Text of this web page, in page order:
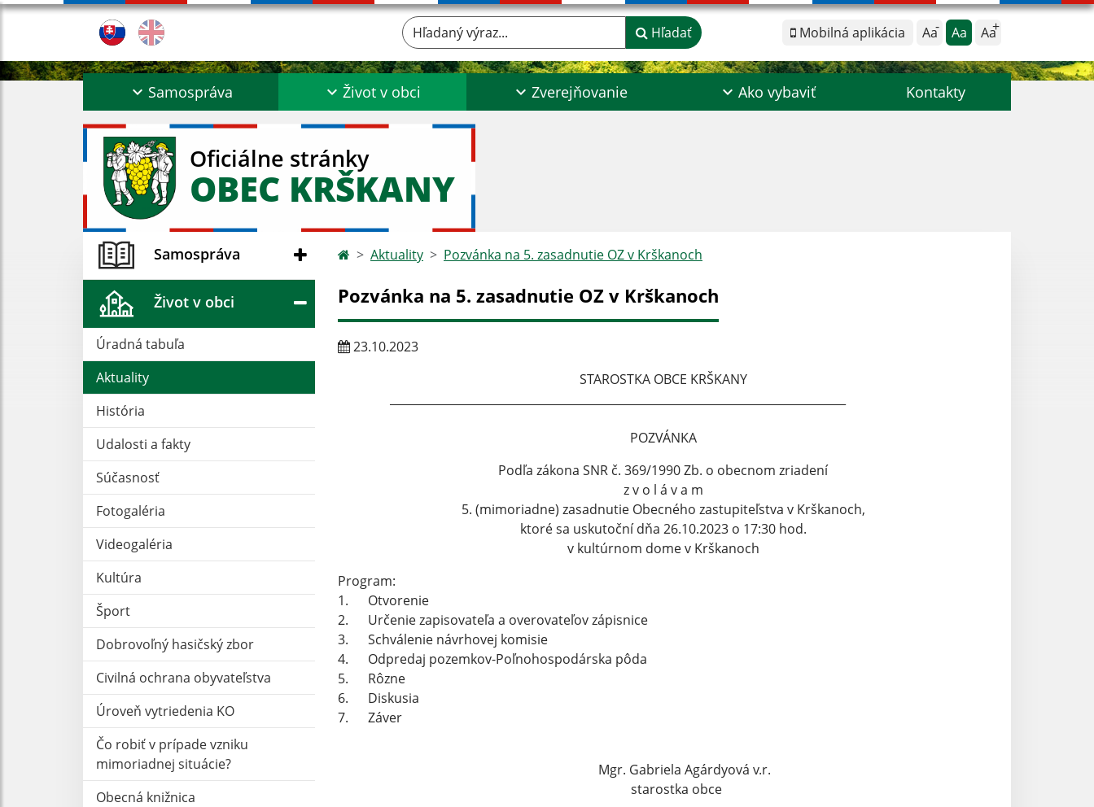
Mobilná aplikácia Aa Aa Aa
Hľadaný výraz... Hľadať
Samospráva Život v obci Zverejňovanie Ako vybaviť Kontakty
Oficiálne stránky
OBEC KRŠKANY
Samospráva
Život v obci
Úradná tabuľa
Aktuality
História
Udalosti a fakty
Súčasnosť
Fotogaléria
Videogaléria
Kultúra
Šport
Dobrovoľný hasičský zbor
Civilná ochrana obyvateľstva
Úroveň vytriedenia KO
Čo robiť v prípade vzniku
mimoriadnej situácie?
Obecná knižnica
Aktuality Pozvánka na 5. zasadnutie OZ v Krškanoch
Pozvánka na 5. zasadnutie OZ v Krškanoch
23.10.2023
STAROSTKA OBCE KRŠKANY
POZVÁNKA
Podľa zákona SNR č. 369/1990 Zb. o obecnom zriadení
z v o l á v a m
5. (mimoriadne) zasadnutie Obecného zastupiteľstva v Krškanoch,
ktoré sa uskutoční dňa 26.10.2023 o 17:30 hod.
v kultúrnom dome v Krškanoch
Program:
1. Otvorenie
2. Určenie zapisovateľa a overovateľov zápisnice
3. Schválenie návrhovej komisie
4. Odpredaj pozemkov-Poľnohospodárska pôda
5. Rôzne
6. Diskusia
7. Záver
Mgr. Gabriela Agárdyová v.r.
starostka obce